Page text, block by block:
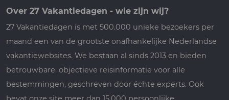
Over 27 Vakantiedagen - wie zijn wij?
27 Vakantiedagen is met 500.000 unieke bezoekers per
maand een van de grootste onafhankelijke Nederlandse
vakantiewebsites. We bestaan al sinds 2013 en bieden
betrouwbare, objectieve reisinformatie voor alle
bestemmingen, geschreven door échte experts. Ook